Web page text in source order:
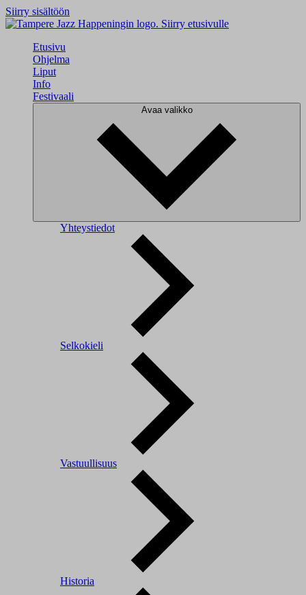
Siirry sisältöön
Siirry etusivulle
Etusivu
Ohjelma
Liput
Info
Festivaali
Avaa valikko
Yhteystiedot
Selkokieli
Vastuullisuus
Historia